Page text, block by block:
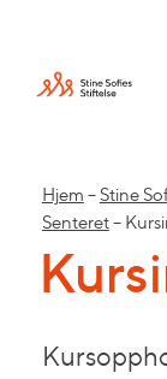
Hjem – Stine
Senteret–